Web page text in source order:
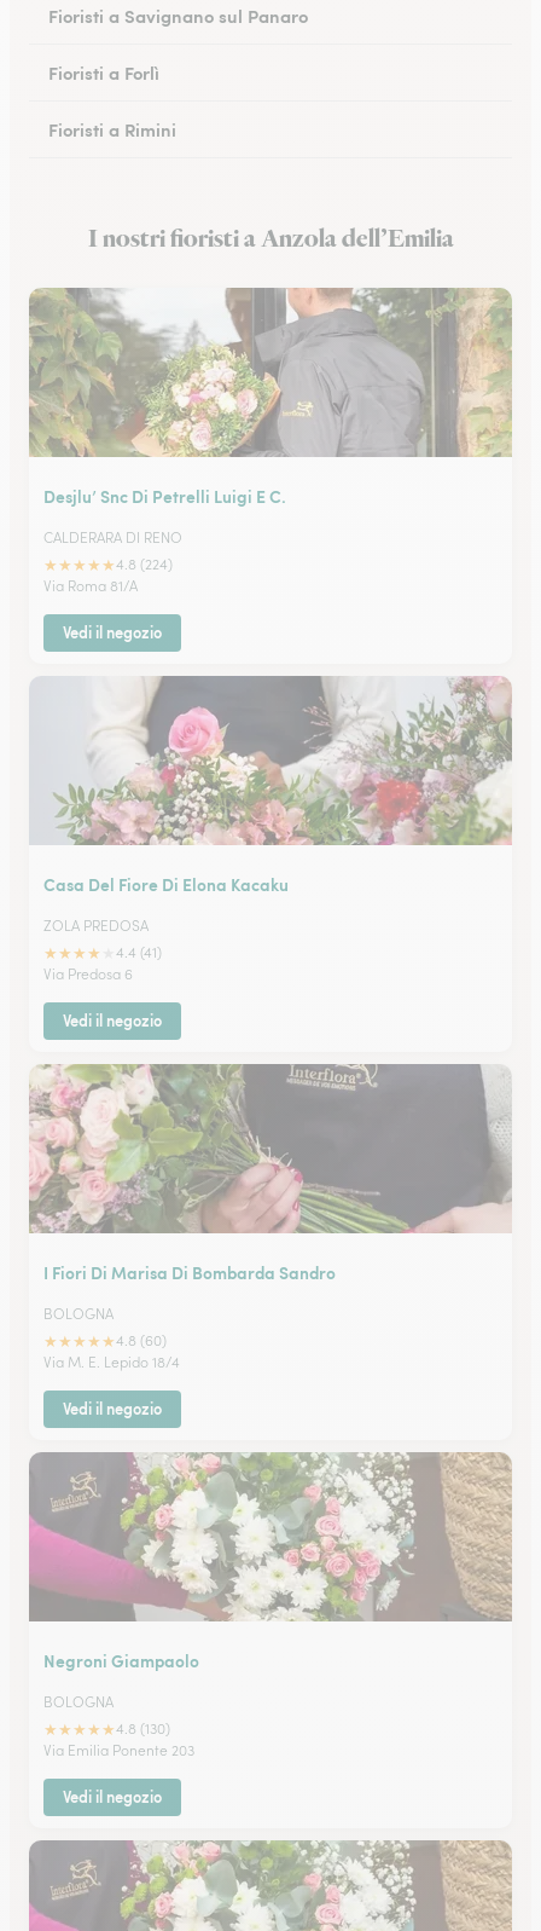
Fioristi a Savignano sul Panaro
Fioristi a Forlì
Fioristi a Rimini
Fioristi a Faenza
I nostri fioristi a Anzola dell’Emilia
Desjlu’ Snc Di Petrelli Luigi E C.
CALDERARA DI RENO
★★★★★4.8 (224)
Via Roma 81/A
Vedi il negozio
Casa Del Fiore Di Elona Kacaku
ZOLA PREDOSA
★★★★
4.4 (41)
Via Predosa 6
Vedi il negozio
I Fiori Di Marisa Di Bombarda Sandro
BOLOGNA
★★★★★4.8 (60)
Via M. E. Lepido 18/4
Vedi il negozio
Negroni Giampaolo
BOLOGNA
★★★★★4.8 (130)
Via Emilia Ponente 203
Vedi il negozio